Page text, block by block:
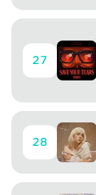
27
28